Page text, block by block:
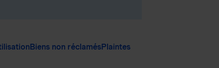
Biens non réclamésPlaintes